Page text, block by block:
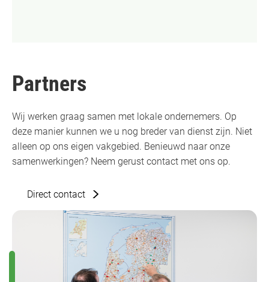
Partners
Wij werken graag samen met lokale ondernemers. Op
deze manier kunnen we u nog breder van dienst zijn. Niet
alleen op ons eigen vakgebied. Benieuwd naar onze
samenwerkingen? Neem gerust contact met ons op.
Direct contact